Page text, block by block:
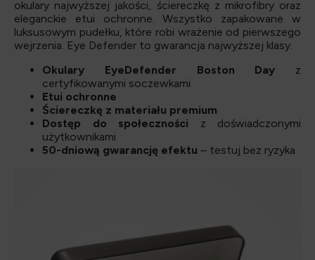
okulary najwyższej jakości, ściereczkę z mikrofibry oraz
eleganckie etui ochronne. Wszystko zapakowane w
luksusowym pudełku, które robi wrażenie od pierwszego
wejrzenia. Eye Defender to gwarancja najwyższej klasy.
Okulary EyeDefender Boston Day z
certyfikowanymi soczewkami
Etui ochronne
Ściereczkę z materiału premium
Dostęp do społeczności z doświadczonymi
użytkownikami
50-dniową gwarancję efektu – testuj bez ryzyka